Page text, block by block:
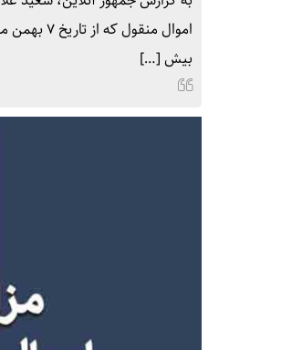
بیش […]